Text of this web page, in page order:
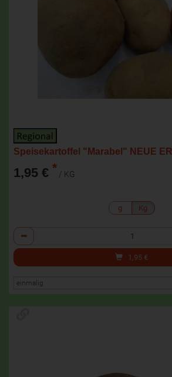
1,95 € * / KG
g Kg
Anzahl
1,95 €